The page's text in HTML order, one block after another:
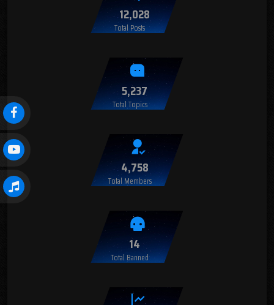
12,028
Total Posts
5,237
Total Topics
4,758
Total Members
14
Total Banned